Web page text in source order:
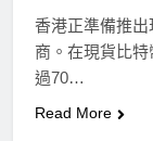
香港正準備推
商。在現貨比
過70…
Read More